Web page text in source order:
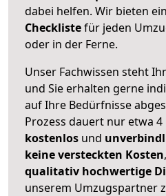
dabei helfen. Wir bieten
Checklistefür jeden
oder in der Ferne.
Unser Fachwissen steht
und Sie erhalten gerne
auf Ihre Bedürfnisse
Prozess dauert nur etwa
kostenlos und
keine versteckten Kosten
qualitativ hochwertige
unserem Umzugspartner